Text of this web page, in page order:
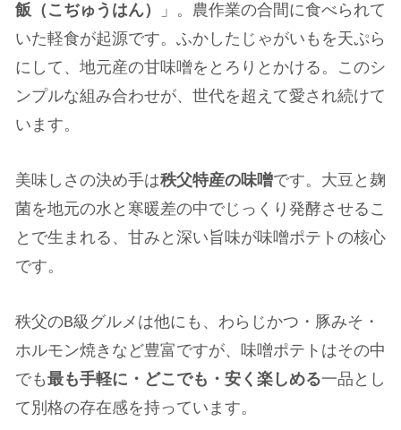
飯（こぢゅうはん）
」。農作業の合間に食べられて
いた軽食が起源です。ふかしたじゃがいもを天ぷら
にして、地元産の甘味噌をとろりとかける。このシ
ンプルな組み合わせが、世代を超えて愛され続けて
います。
美味しさの決め手は秩父特産の味噌です。大豆と麹
菌を地元の水と寒暖差の中でじっくり発酵させるこ
とで生まれる、甘みと深い旨味が味噌ポテトの核心
です。
秩父のB級グルメは他にも、わらじかつ・豚みそ・
ホルモン焼きなど豊富ですが、味噌ポテトはその中
でも最も手軽に・どこでも・安く楽しめる一品とし
て別格の存在感を持っています。